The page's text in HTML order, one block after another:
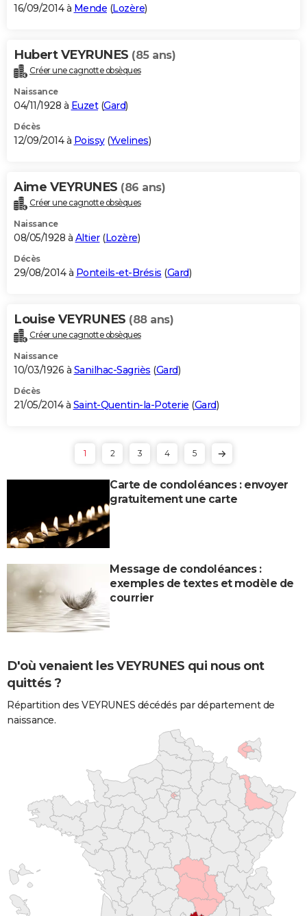
16/09/2014 à Mende (Lozère)
Hubert VEYRUNES (85 ans)
Créer une cagnotte obsèques
Naissance
04/11/1928 à Euzet(Gard)
Décès
12/09/2014 à Poissy(Yvelines)
Aime VEYRUNES (86 ans)
Créer une cagnotte obsèques
Naissance
08/05/1928 à Altier(Lozère)
Décès
29/08/2014 à Ponteils-et-Brésis (Gard)
Louise VEYRUNES (88 ans)
Créer une cagnotte obsèques
Naissance
10/03/1926 à Sanilhac-Sagriès (Gard)
Décès
21/05/2014 à Saint-Quentin-la-Poterie (Gard)
1 2 3 4 5
Carte de condoléances : envoyer
gratuitement une carte
Message de condoléances :
exemples de textes et modèle de
courrier
D'où venaient les VEYRUNES qui nous ont
quittés ?
Répartition des VEYRUNES décédés par département de
naissance.